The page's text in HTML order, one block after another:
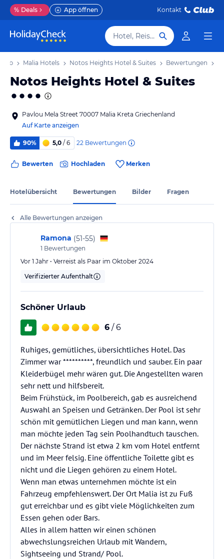
% Deals App öffnen Kontakt
Hotel, Reiseziel
Malia Hotels Notos Heights Hotel & Suites Bewertungen
Notos Heights Hotel & Suites
Pavlou Mela Street 70007 Malia Kreta Griechenland
Auf Karte anzeigen
90% 5,0 / 6 22 Bewertungen
Bewerten Hochladen Merken
Hotelübersicht Bewertungen Bilder Fragen
Alle Bewertungen anzeigen
Ramona (51-55)
1 Bewertungen
Vor 1 Jahr • Verreist als Paar im Oktober 2024
Verifizierter Aufenthalt
Schöner Urlaub
6 / 6
Ruhiges, gemütliches, übersichtliches Hotel. Das
Zimmer war **********, freundlich und sauber. Ein paar
Kleiderbügel mehr wären gut. Die Angestellten waren
sehr nett und hilfsbereit.
Beim Frühstück, im Poolbereich, gab es ausreichend
Auswahl an Speisen und Getränken. Der Pool ist sehr
schön mit gemütlichen Liegen und man kann, wenn
man möchte jeden Tag sein Poolhandtuch tauschen.
Der nächste Strand ist etwa 2 km vom Hotel entfernt
und im Meer felsig. Eine öffentliche Toilette gibt es
nicht und die Liegen gehören zu einem Hotel.
Wenn man etwas unternehmen möchte ist ein
Fahrzeug empfehlenswert. Der Ort Malia ist zu Fuß
gut erreichbar und es gibt viele Möglichkeiten zum
Essen gehen oder Bars.
Alles in allem hatten wir einen schönen
abwechslungsreichen Urlaub mit Wandern,
Sightseeing und Strand/ Pool.